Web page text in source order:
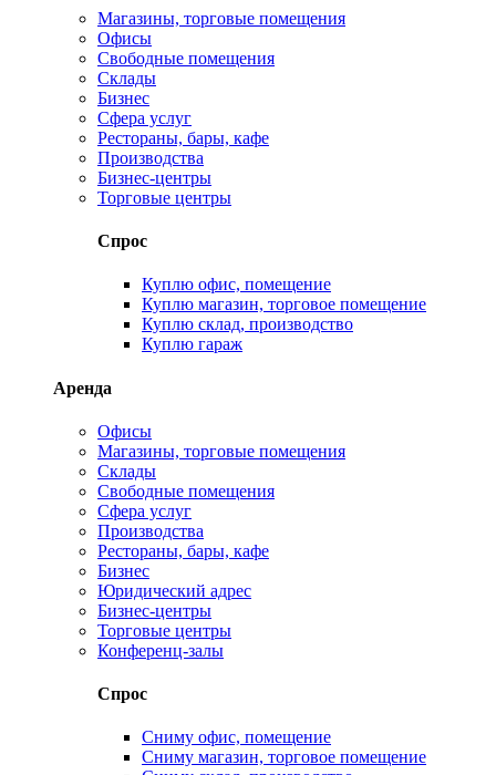
Магазины, торговые помещения
Офисы
Свободные помещения
Склады
Бизнес
Сфера услуг
Рестораны, бары, кафе
Производства
Бизнес-центры
Торговые центры
Спрос
Куплю офис, помещение
Куплю магазин, торговое помещение
Куплю склад, производство
Куплю гараж
Аренда
Офисы
Магазины, торговые помещения
Склады
Свободные помещения
Сфера услуг
Производства
Рестораны, бары, кафе
Бизнес
Юридический адрес
Бизнес-центры
Торговые центры
Конференц-залы
Спрос
Сниму офис, помещение
Сниму магазин, торговое помещение